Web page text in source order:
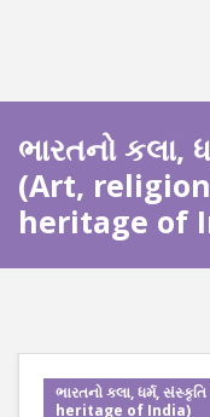
ભારતનો કલા,
(Art,
heritage of
ભારતનો કલા, ધર્મ,
heritage of India)